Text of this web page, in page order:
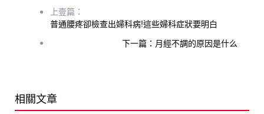
上壹篇：
普通腰疼卻檢查出婦科病!這些婦科症狀要明白
下一篇：月經不調的原因是什么
相關文章